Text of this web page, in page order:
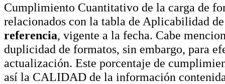
Cumplimiento Cuantitativo de la carga de
relacionados con la tabla de Aplicabilidad
referencia, vigente a la fecha. Cabe
duplicidad de formatos, sin embargo, para
actualización. Este porcentaje de
así la CALIDAD de la información